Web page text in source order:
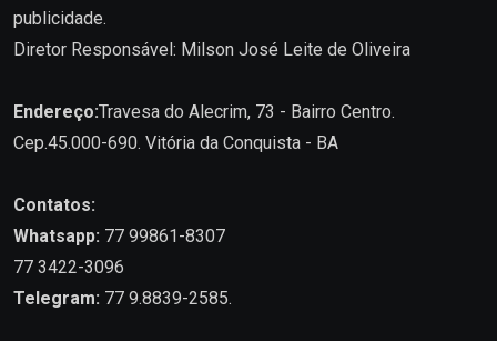
publicidade.
Diretor Responsável: Milson José Leite de Oliveira
Endereço:Travesa do Alecrim, 73 - Bairro Centro.
Cep.45.000-690. Vitória da Conquista - BA
Contatos:
Whatsapp: 77 99861-8307
77 3422-3096
Telegram: 77 9.8839-2585.